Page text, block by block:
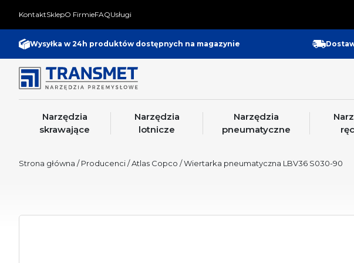
KontaktSklepO FirmieFAQUsługi
Wysyłka w 24h produktów dostępnych na magazynie
Narzędzia
skrawające
Narzędzia
lotnicze
Narzędzia
pneumatyczne
Strona główna /Producenci/Atlas Copco / Wiertarka pneumatyczna LBV36 S030-90